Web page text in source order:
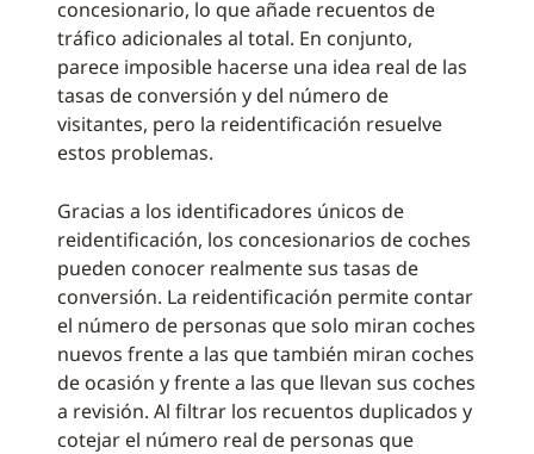
concesionario, lo que añade recuentos de
tráfico adicionales al total. En conjunto,
parece imposible hacerse una idea real de las
tasas de conversión y del número de
visitantes, pero la reidentificación resuelve
estos problemas.
Gracias a los identificadores únicos de
reidentificación, los concesionarios de coches
pueden conocer realmente sus tasas de
conversión. La reidentificación permite contar
el número de personas que solo miran coches
nuevos frente a las que también miran coches
de ocasión y frente a las que llevan sus coches
a revisión. Al filtrar los recuentos duplicados y
cotejar el número real de personas que